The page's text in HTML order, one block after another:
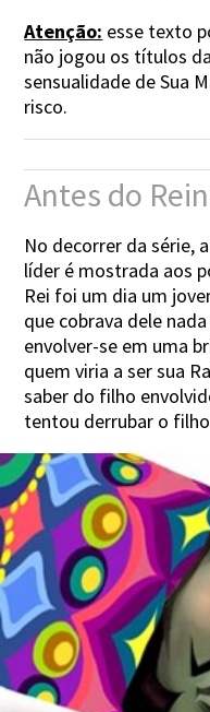
Atenção: esse texto
não jogou os títulos
sensualidade de Sua
risco.
Antes do
No decorrer da série,
líder é mostrada aos
Rei foi um dia um
que cobrava dele
envolver-se em uma
quem viria a ser sua
saber do filho
tentou derrubar o